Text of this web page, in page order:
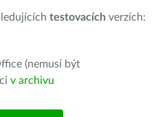
testovacích verzích:
(nemusí být
v archivu